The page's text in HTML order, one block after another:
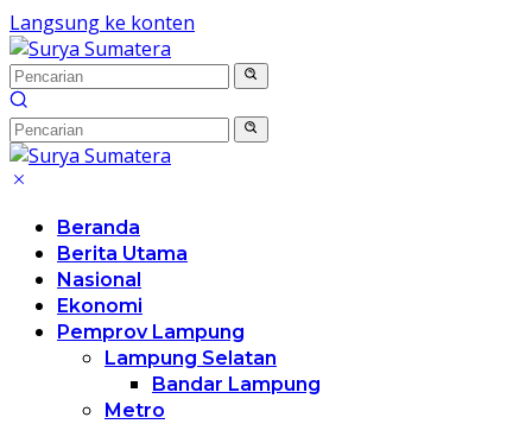
Langsung ke konten
Beranda
Berita Utama
Nasional
Ekonomi
Pemprov Lampung
Lampung Selatan
Bandar Lampung
Metro